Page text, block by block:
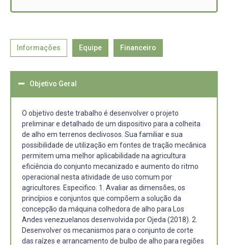
Informações Equipe Financeiro
Objetivo Geral
O objetivo deste trabalho é desenvolver o projeto
preliminar e detalhado de um dispositivo para a colheita
de alho em terrenos declivosos. Sua familiar e sua
possibilidade de utilização em fontes de tração mecânica
permitem uma melhor aplicabilidade na agricultura
eficiência do conjunto mecanizado e aumento do ritmo
operacional nesta atividade de uso comum por
agricultores. Especifico: 1. Avaliar as dimensões, os
princípios e conjuntos que compõem a solução da
concepção da máquina colhedora de alho para Los
Andes venezuelanos desenvolvida por Ojeda (2018). 2.
Desenvolver os mecanismos para o conjunto de corte
das raízes e arrancamento de bulbo de alho para regiões